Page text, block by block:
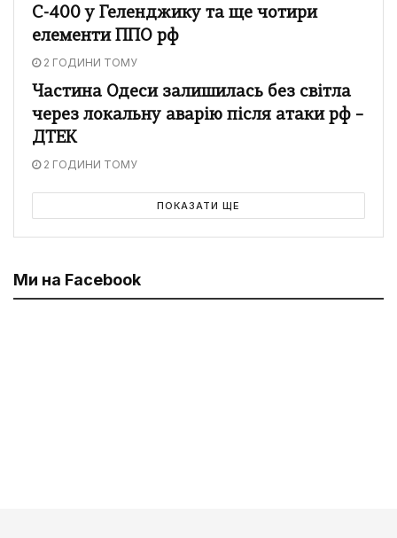
С-400 у Геленджику та ще чотири
елементи ППО рф
2 ГОДИНИ ТОМУ
Частина Одеси залишилась без світла
через локальну аварію після атаки рф –
ДТЕК
2 ГОДИНИ ТОМУ
ПОКАЗАТИ ЩЕ
Ми на Facebook